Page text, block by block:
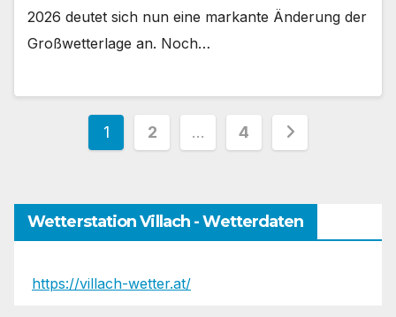
2026 deutet sich nun eine markante Änderung der
Großwetterlage an. Noch…
Seitennummerierung
Beiträge
1 2 … 4
Wetterstation Villach - Wetterdaten
https://villach-wetter.at/